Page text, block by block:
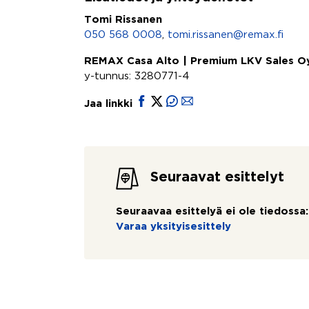
Tomi Rissanen
050 568 0008
tomi.rissanen@remax.fi
REMAX Casa Alto | Premium LKV Sales
y-tunnus: 3280771-4
Jaa linkki
Seuraavat esittelyt
Seuraavaa esittelyä ei ole tiedossa:
Varaa yksityisesittely